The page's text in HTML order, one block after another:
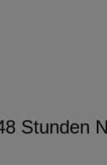
Stunden